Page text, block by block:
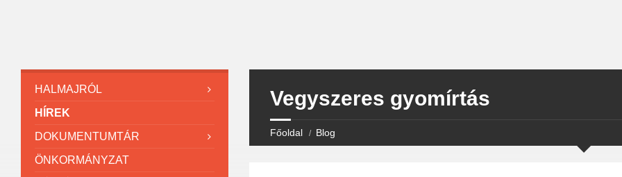
Vegyszeres gyomírtás
Főoldal Blog
HALMAJRÓL
HÍREK
DOKUMENTUMTÁR
ÖNKORMÁNYZAT